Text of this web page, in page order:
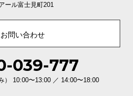
ール富士見町201
お問い合わせ
039-777
） 10:00〜13:00 ／ 14:00〜18:00